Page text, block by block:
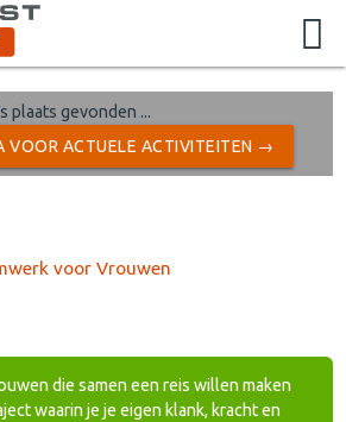
plaats gevonden ...
VOOR ACTUELE ACTIVITEITEN →
voor Vrouwen
die samen een reis willen maken
waarin je je eigen klank, kracht en